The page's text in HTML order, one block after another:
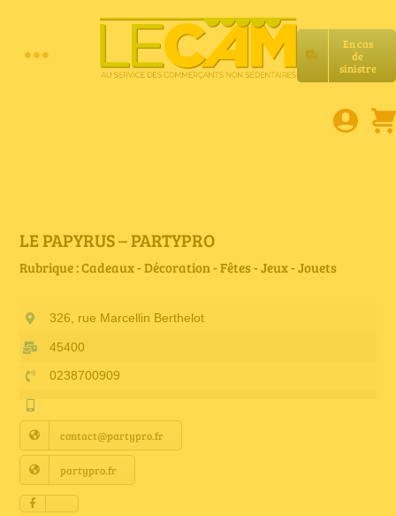
En cas
de
sinistre
Toggle
Petites annonces
Annuaire Fournisseurs
Actualités
LE PAPYRUS – PARTYPRO
Rubrique : Cadeaux - Décoration - Fêtes - Jeux - Jouets
326, rue Marcellin Berthelot
45400
0238700909
contact@partypro.fr
partypro.fr